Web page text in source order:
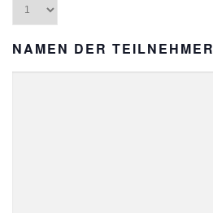
NAMEN DER TEILNEHMER